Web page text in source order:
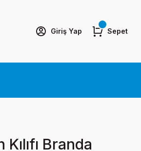
Giriş Yap Sepet
Branda